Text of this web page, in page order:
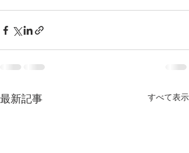
最新記事 すべて表示